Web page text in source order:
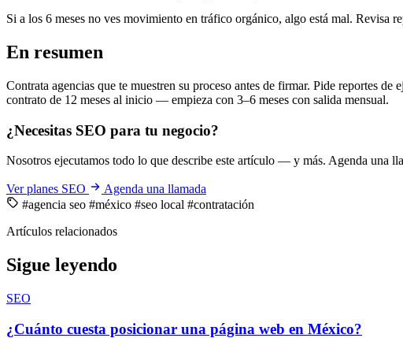
Si a los 6 meses no ves movimiento en tráfico orgánico, algo está mal. Revisa
En resumen
Contrata agencias que te muestren su proceso antes de firmar. Pide reportes
contrato de 12 meses al inicio — empieza con 3–6 meses con salida mensual.
¿Necesitas SEO para tu negocio?
Nosotros ejecutamos todo lo que describe este artículo — y más. Agenda una
Ver planes SEO
Agenda una llamada
#agencia seo #méxico #seo local #contratación
Artículos relacionados
Sigue leyendo
SEO
¿Cuánto cuesta posicionar una página web en México?